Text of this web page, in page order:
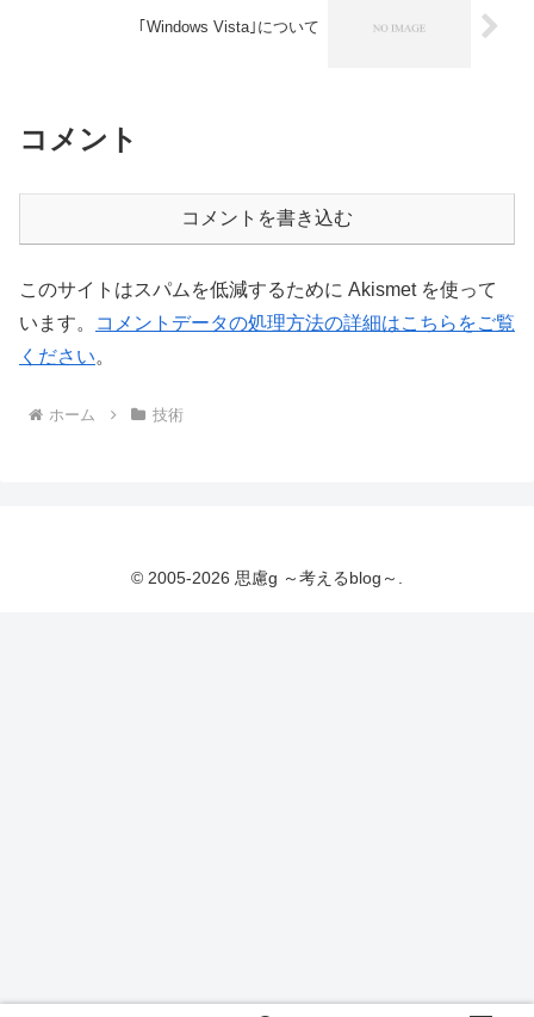
｢Windows Vista｣について
コメント
コメントを書き込む
このサイトはスパムを低減するために Akismet を使って
います。
コメントデータの処理方法の詳細はこちらをご覧
ください。
ホーム 技術
© 2005-2026 思慮g ～考えるblog～.